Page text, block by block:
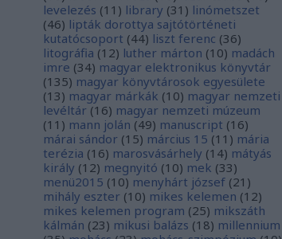
levelezés (11 ) library (31 ) linómetszet
(46) lipták dorottya sajtótörténeti
kutatócsoport (44) liszt ferenc (36)
litográfia (12) luther márton (10) madách
imre (34) magyar elektronikus könyvtár
(135) magyar könyvtárosok egyesülete
(13) magyar márkák (10) magyar nemzeti
levéltár (16) magyar nemzeti múzeum
(11 ) mann jolán (49) manuscript (16)
márai sándor (15) március 15 (11 ) mária
terézia (16) marosvásárhely (14) mátyás
király (12) megnyitó (10) mek (33)
menü2015 (10) menyhárt józsef (21 )
mihály eszter (10) mikes kelemen (12)
mikes kelemen program (25) mikszáth
kálmán (23) mikusi balázs (18) millennium